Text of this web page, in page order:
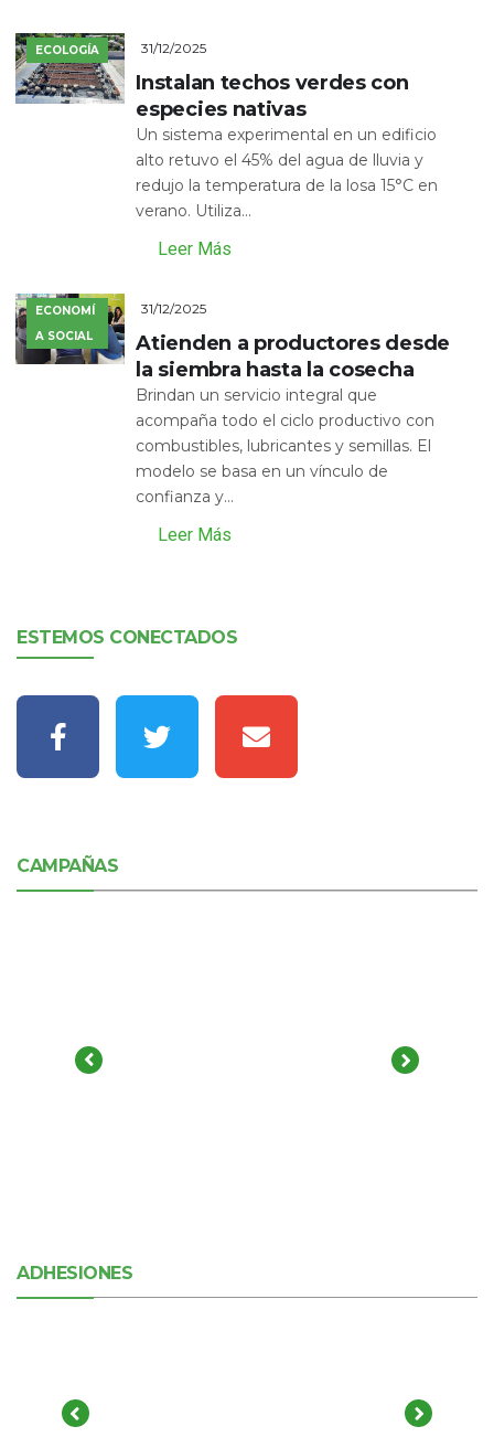
ECOLOGÍA 31/12/2025
Instalan techos verdes con
especies nativas
Un sistema experimental en un edificio
alto retuvo el 45% del agua de lluvia y
redujo la temperatura de la losa 15°C en
verano. Utiliza...
Leer Más
ECONOMÍ
A SOCIAL
31/12/2025
Atienden a productores desde
la siembra hasta la cosecha
Brindan un servicio integral que
acompaña todo el ciclo productivo con
combustibles, lubricantes y semillas. El
modelo se basa en un vínculo de
confianza y...
Leer Más
ESTEMOS CONECTADOS
CAMPAÑAS
ADHESIONES